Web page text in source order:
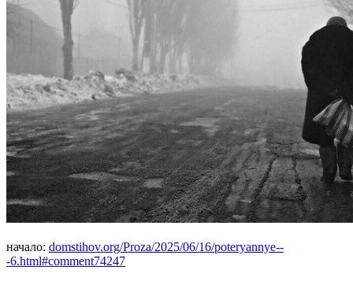
начало: domstihov.org/Proza/2025/06/16/poteryannye--
-6.html#comment74247